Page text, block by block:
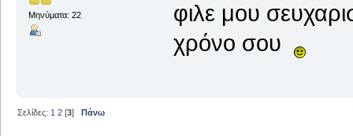
Μηνύματα: 22
φιλε μου
χρόνο σου
Σελίδες: 1 2 [3] Πάνω